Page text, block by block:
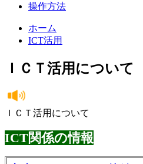
操作方法
ホーム
ICT活用
ＩＣＴ活用について
ＩＣＴ活用について
ICT関係の情報